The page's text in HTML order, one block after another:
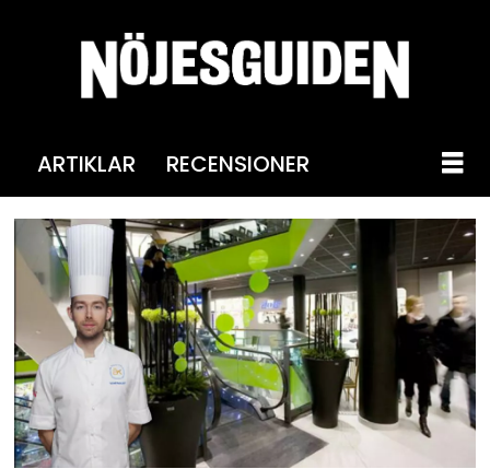
ARTIKLAR RECENSIONER